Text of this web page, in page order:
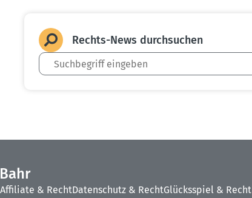
Rechts-News durch­suchen
Affiliate & RechtDatenschutz & RechtGlücksspiel & Recht